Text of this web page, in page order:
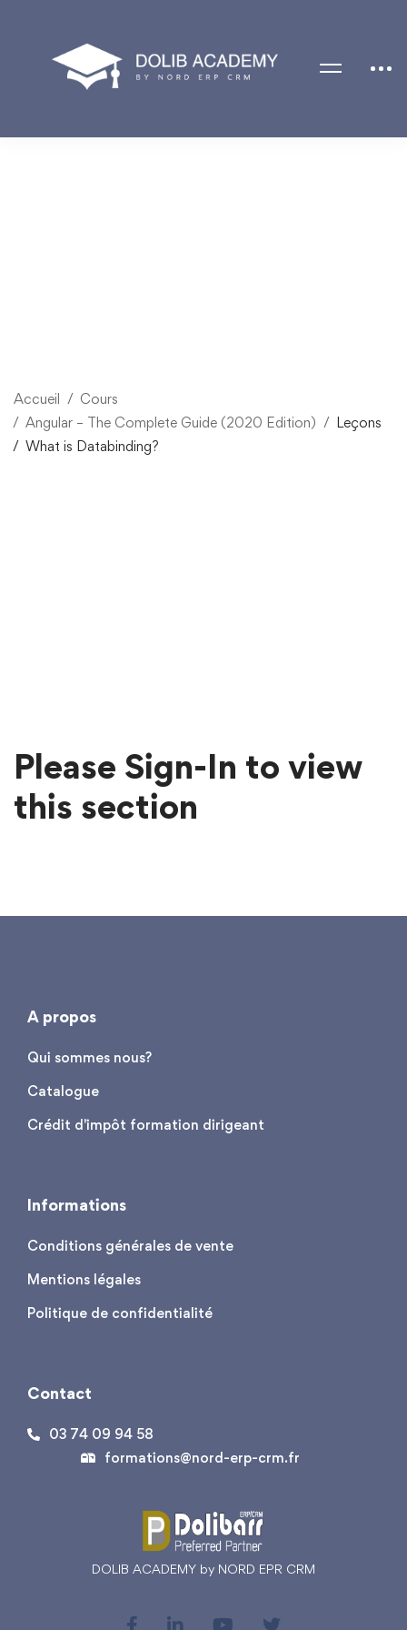
Accueil
Cours
Angular – The Complete Guide (2020 Edition)
Leçons
What is Databinding?
Please Sign-In to view
this section
A propos
Qui sommes nous?
Catalogue
Crédit d'impôt formation dirigeant
Informations
Conditions générales de vente
Mentions légales
Politique de confidentialité
Contact
03 74 09 94 58
formations@nord-erp-crm.fr
DOLIB ACADEMY by NORD EPR CRM